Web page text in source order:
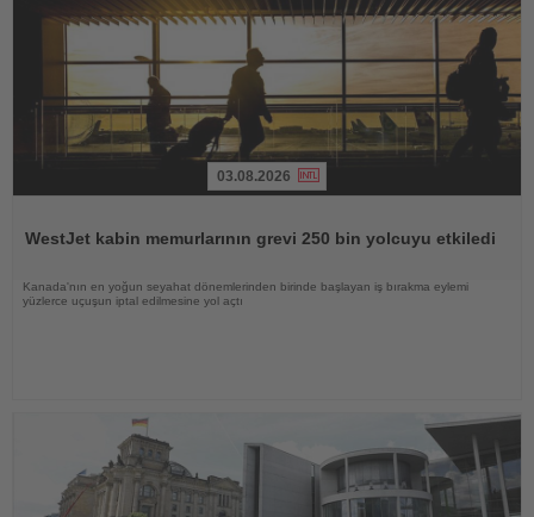
03.08.2026
WestJet kabin memurlarının grevi 250 bin yolcuyu etkiledi
Kanada'nın en yoğun seyahat dönemlerinden birinde başlayan iş bırakma eylemi
yüzlerce uçuşun iptal edilmesine yol açtı